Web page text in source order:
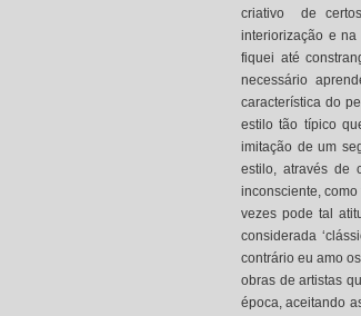
criativo de
interiorização e na
fiquei até
necessário
característica do
estilo tão típico
imitação de um
estilo, através de
inconsciente, como
vezes pode tal
considerada
contrário eu amo
obras de artistas
época, aceitando